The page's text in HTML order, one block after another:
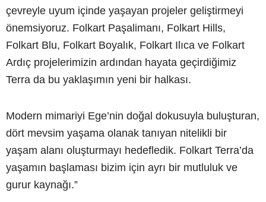
çevreyle uyum içinde yaşayan projeler geliştirmeyi
önemsiyoruz. Folkart Paşalimanı, Folkart Hills,
Folkart Blu, Folkart Boyalık, Folkart Ilıca ve Folkart
Ardıç projelerimizin ardından hayata geçirdiğimiz
Terra da bu yaklaşımın yeni bir halkası.
Modern mimariyi Ege’nin doğal dokusuyla buluşturan,
dört mevsim yaşama olanak tanıyan nitelikli bir
yaşam alanı oluşturmayı hedefledik. Folkart Terra’da
yaşamın başlaması bizim için ayrı bir mutluluk ve
gurur kaynağı.”